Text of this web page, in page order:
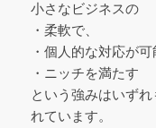
小さなビジネスの
・柔軟で、
・個人的な対応が可
・ニッチを満たす
という強みはいず
れています。